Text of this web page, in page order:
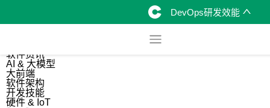
DevOps研发效能
软件资讯
AI & 大模型
大前端
软件架构
开发技能
硬件 & IoT